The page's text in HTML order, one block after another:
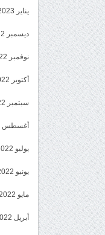
يناير 2023
ديسمبر 2022
نوفمبر 2022
أكتوبر 2022
سبتمبر 2022
أغسطس 2022
يوليو 2022
يونيو 2022
مايو 2022
أبريل 2022